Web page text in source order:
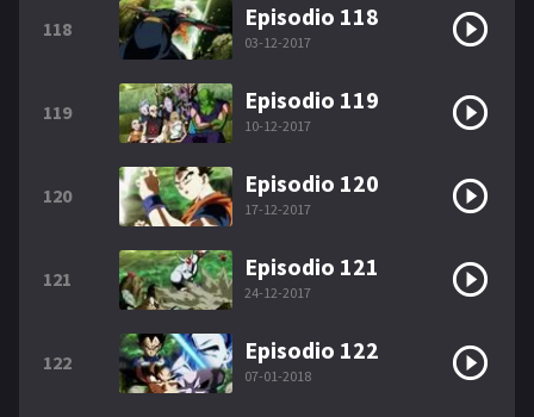
118 Episodio 118
03-12-2017
119 Episodio 119
10-12-2017
120 Episodio 120
17-12-2017
121 Episodio 121
24-12-2017
122 Episodio 122
07-01-2018